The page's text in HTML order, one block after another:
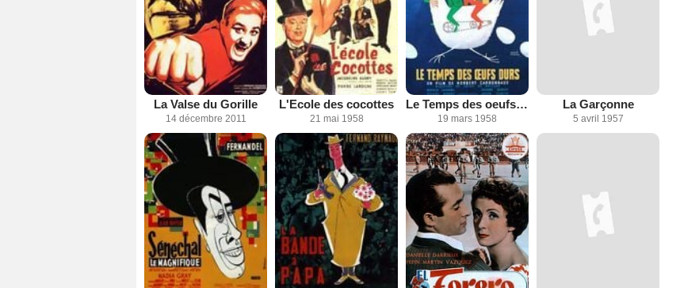
La Valse du Gorille
14 décembre 2011
L'Ecole des cocottes
21 mai 1958
Le Temps des oeufs durs
19 mars 1958
La Garçonne
5 avril 1957